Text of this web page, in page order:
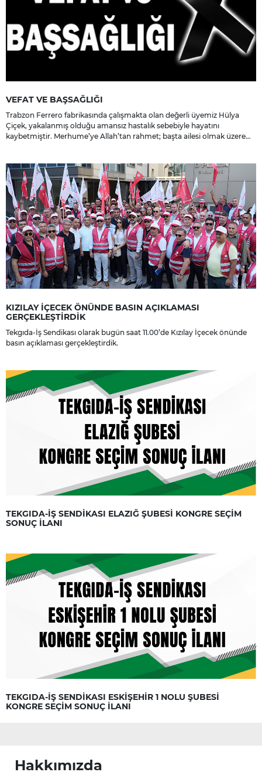
VEFAT VE BAŞSAĞLIĞI
Trabzon Ferrero fabrikasında çalışmakta olan değerli üyemiz Hülya
Çiçek, yakalanmış olduğu amansız hastalık sebebiyle hayatını
kaybetmiştir. Merhume’ye Allah’tan rahmet; başta ailesi olmak üzere
KIZILAY İÇECEK ÖNÜNDE BASIN AÇIKLAMASI
GERÇEKLEŞTİRDİK
Tekgıda-İş Sendikası olarak bugün saat 11.00’de Kızılay İçecek önünde
basın açıklaması gerçekleştirdik.
TEKGIDA-İŞ SENDİKASI ELAZIĞ ŞUBESİ KONGRE SEÇİM
SONUÇ İLANI
TEKGIDA-İŞ SENDİKASI ESKİŞEHİR 1 NOLU ŞUBESİ
KONGRE SEÇİM SONUÇ İLANI
Hakkımızda